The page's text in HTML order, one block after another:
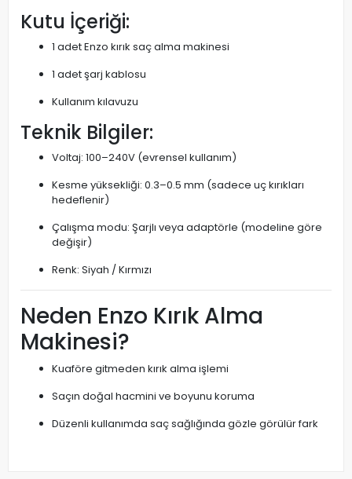
Kutu İçeriği:
1 adet Enzo kırık saç alma makinesi
1 adet şarj kablosu
Kullanım kılavuzu
Teknik Bilgiler:
Voltaj: 100–240V (evrensel kullanım)
Kesme yüksekliği: 0.3–0.5 mm (sadece uç kırıkları
hedeflenir)
Çalışma modu: Şarjlı veya adaptörle (modeline göre
değişir)
Renk: Siyah / Kırmızı
Neden Enzo Kırık Alma
Makinesi?
Kuaföre gitmeden kırık alma işlemi
Saçın doğal hacmini ve boyunu koruma
Düzenli kullanımda saç sağlığında gözle görülür fark